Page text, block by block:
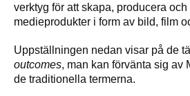
verktyg för att skapa, producera
medieprodukter i form av bild, film
Uppställningen nedan visar på de
outcomes, man kan förvänta sig av
de traditionella termerna.